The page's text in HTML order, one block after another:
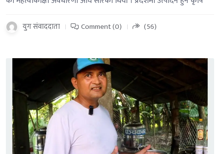
युग संवाददाता Comment (0) (56)